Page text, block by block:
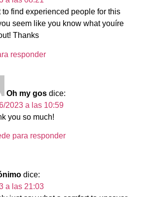
to find experienced people for this
seem like you know what youíre
Thanks
responder
Oh my gos dice:
2023 a las 10:59
you so much!
para responder
dice:
a las 21:03